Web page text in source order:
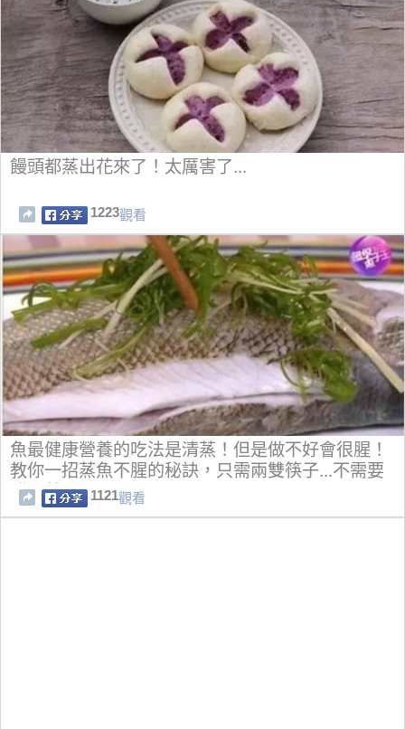
饅頭都蒸出花來了！太厲害了...
1223觀看
魚最健康營養的吃法是清蒸！但是做不好會很腥！
教你一招蒸魚不腥的秘訣，只需兩雙筷子...不需要
碟子蒸！
1121觀看